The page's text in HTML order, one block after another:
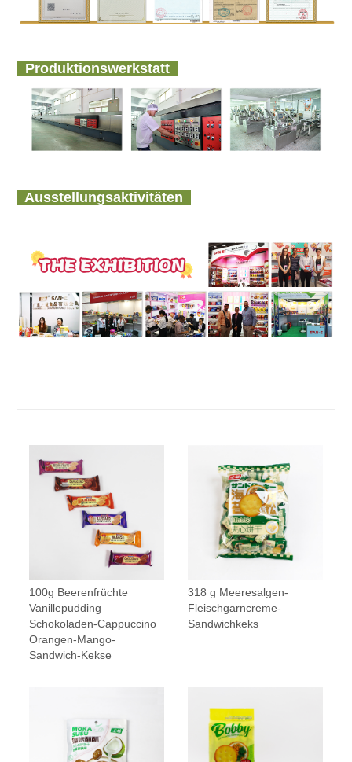
Produktionswerkstatt
Ausstellungsaktivitäten
100g Beerenfrüchte
Vanillepudding
Schokoladen-Cappuccino
Orangen-Mango-
Sandwich-Kekse
318 g Meeresalgen-
Fleischgarncreme-
Sandwichkeks